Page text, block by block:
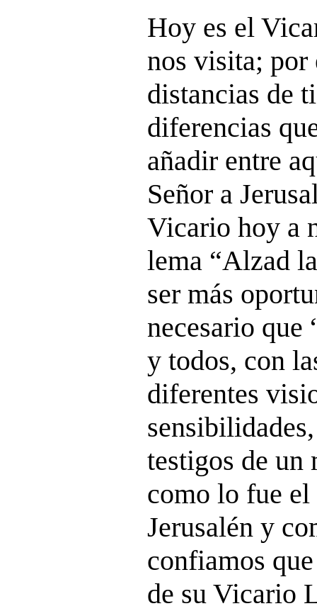
Hoy es el
nos visita; por
distancias de
diferencias
añadir entre
Señor a
Vicario hoy a
lema “Alzad
ser más
necesario que
y todos, con
diferentes
testigos de un
como lo fue
Jerusalén y
confiamos
de su Vicario